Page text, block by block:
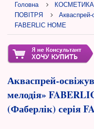
Головна
ПОВІТРЯ
Акваспрей-
FABERLIC HOME
Акваспрей-
мелодія»
(Фаберлік) серія